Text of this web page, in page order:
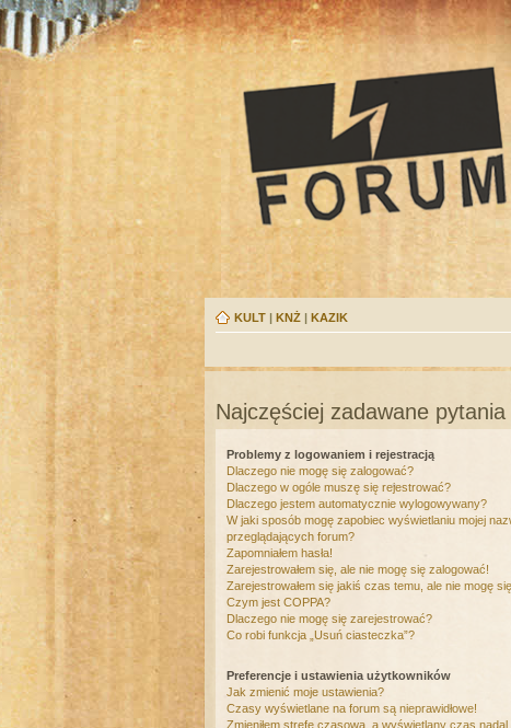
KULT | KNŻ | KAZIK
Najczęściej zadawane pytania
Problemy z logowaniem i rejestracją
Dlaczego nie mogę się zalogować?
Dlaczego w ogóle muszę się rejestrować?
Dlaczego jestem automatycznie wylogowywany?
W jaki sposób mogę zapobiec wyświetlaniu mojej
przeglądających forum?
Zapomniałem hasła!
Zarejestrowałem się, ale nie mogę się zalogować!
Zarejestrowałem się jakiś czas temu, ale nie mogę
Czym jest COPPA?
Dlaczego nie mogę się zarejestrować?
Co robi funkcja „Usuń ciasteczka”?
Preferencje i ustawienia użytkowników
Jak zmienić moje ustawienia?
Czasy wyświetlane na forum są nieprawidłowe!
Zmieniłem strefę czasową, a wyświetlany czas nadal